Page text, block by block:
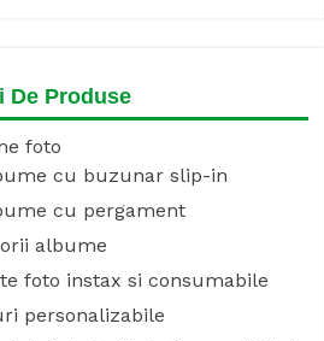
De Produse
foto
cu buzunar slip-in
cu pergament
albume
foto instax si consumabile
personalizabile